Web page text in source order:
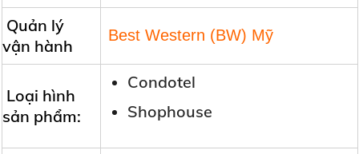
Quản lý
vận hành
Best Western (BW) Mỹ
Loại hình
sản phẩm:
Condotel
Shophouse